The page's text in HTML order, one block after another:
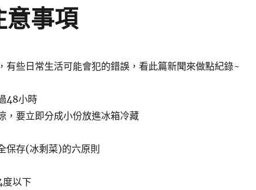
意事項
有些日常生活可能會犯的錯誤，看此篇新聞來做點紀錄~
48小時
，要立即分成小份放進冰箱冷藏
保存(冰剩菜)的六原則
度以下